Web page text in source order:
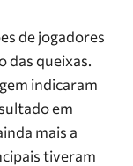
de jogadores
das queixas.
indicaram
em
mais a
tiveram